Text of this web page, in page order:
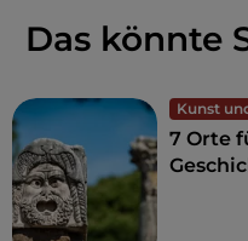
Das könnte
Kunst
7 Orte